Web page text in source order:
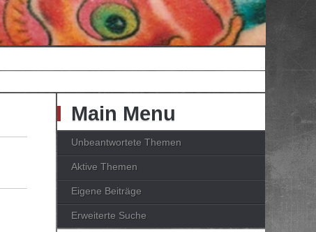
Main Menu
Unbeantwortete Themen
Aktive Themen
Eigene Beiträge
Erweiterte Suche